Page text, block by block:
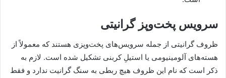
سرویس پخت‌وپز گرانیتی
ظروف گرانیتی از جمله سرویس‌های پخت‌وپزی هستند که معمولاً از
هسته‌های آلومینیومی یا استیلِ کربنی تشکیل شده است. لازم به
ذکر است که نام این ظروف هیچ ربطی به سنگ گرانیت ندارد و فقط